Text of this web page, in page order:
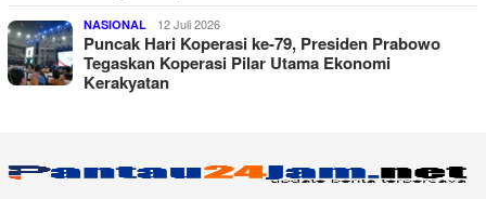
NASIONAL 12 Juli 2026
Puncak Hari Koperasi ke-79, Presiden Prabowo
Tegaskan Koperasi Pilar Utama Ekonomi
Kerakyatan